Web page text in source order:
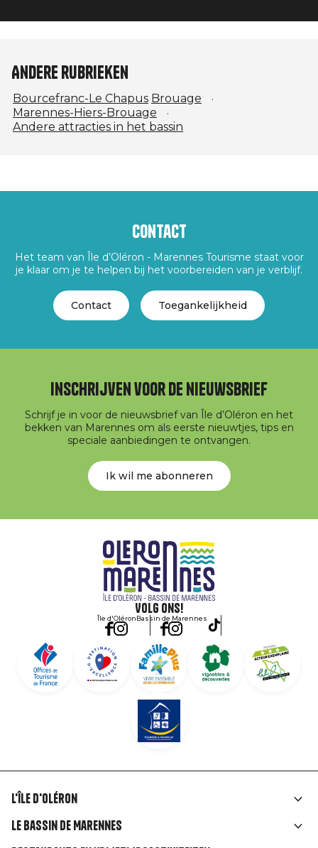
Andere rubrieken
Bourcefranc-Le Chapus Brouage
Marennes-Hiers-Brouage
Andere attracties in het bassin
Contact
Het team van Île d’Oléron - Marennes Tourisme staat voor
je klaar om je te helpen bij het voorbereiden van je verblijf.
Contact Toegankelijkheid
Inschrijven voor de nieuwsbrief
Schrijf je in voor de nieuwsbrief van Île d’Oléron en het
bekken van Marennes om als eerste nieuwtjes, tips en
speciale aanbiedingen te ontvangen.
Ik wil me abonneren
Volg ons!
Île d'OléronBassin de Marennes
Liens
rubriques
L'île d'Oléron
Le Bassin de Marennes